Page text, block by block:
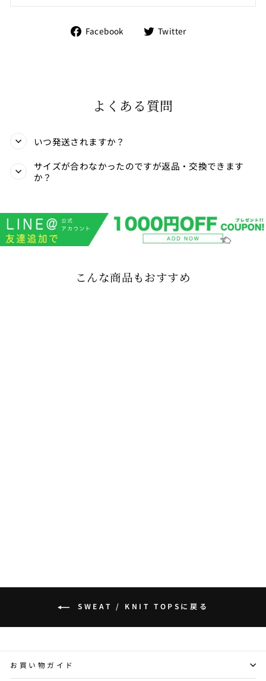
Facebook
FacebookTwitter
よくある質問
いつ発送されますか？
サイズが合わなかったのですが返品・交換できます
か？
こんな商品もおすすめ
SWEAT / KNIT TOPSに戻る
お買い物ガイド